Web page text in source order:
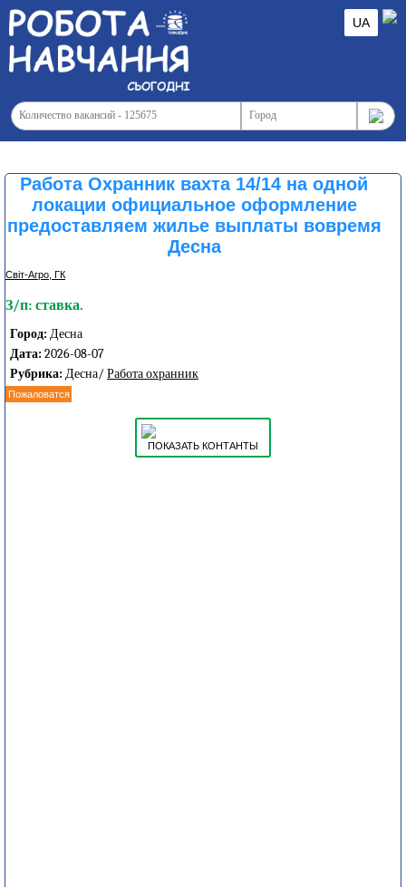
UA
Работа Охранник вахта 14/14 на одной
локации официальное оформление
предоставляем жилье выплаты вовремя
Десна
Світ-Агро, ГК
З/п: ставка.
Город: Десна
Дата: 2026-08-07
Рубрика: Десна/ Работа охранник
Пожаловатся
ПОКАЗАТЬ КОНТАНТЫ